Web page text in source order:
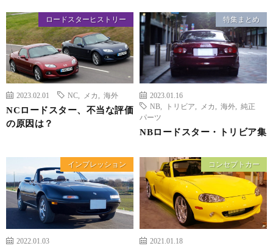
ロードスターヒストリー
2023.02.01 NC メカ 海外
NCロードスター、不当な評価
の原因は？
特集まとめ
2023.01.16
NB
トリビア メカ 海外
純正
パーツ
NBロードスター・トリビア集
インプレッション
2022.01.03
コンセプトカー
2021.01.18